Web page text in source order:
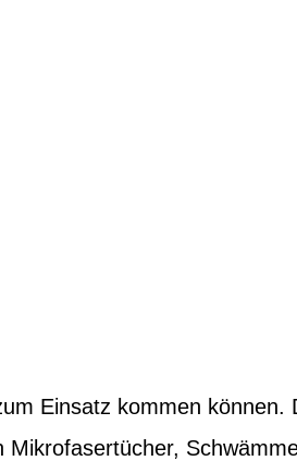
Einsatz kommen können.